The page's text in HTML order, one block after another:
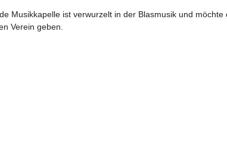
Musikkapelle ist verwurzelt in der Blasmusik und
Verein geben.